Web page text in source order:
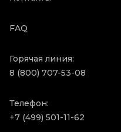
FAQ
Горячая линия:
8 (800) 707-53-08
Телефон:
+7 (499) 501-11-62